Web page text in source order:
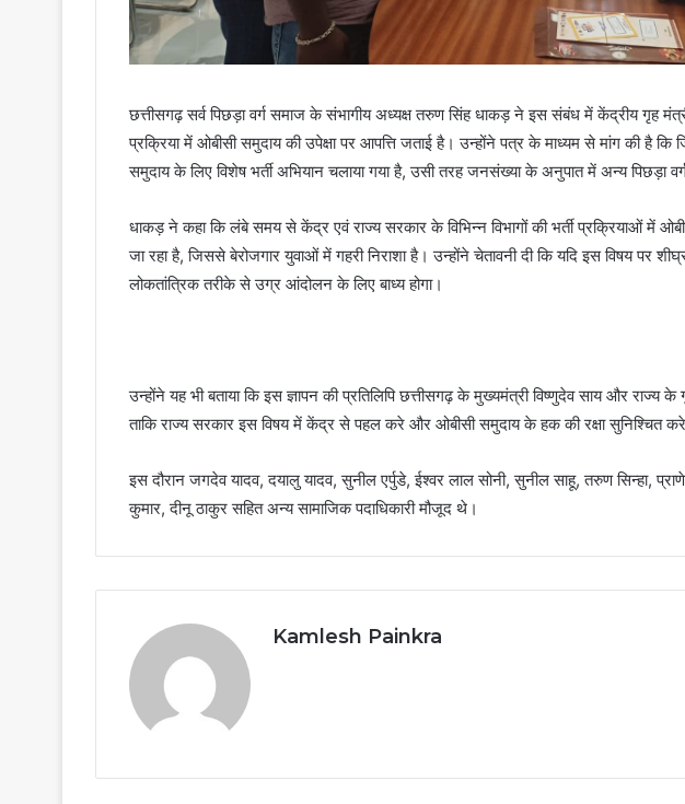
छत्तीसगढ़ सर्व पिछड़ा वर्ग समाज के संभागीय अध्यक्ष तरुण सिंह धाकड़ ने इस संबंध में केंद्रीय गृह
प्रक्रिया में ओबीसी समुदाय की उपेक्षा पर आपत्ति जताई है। उन्होंने पत्र के माध्यम से मांग की है कि
समुदाय के लिए विशेष भर्ती अभियान चलाया गया है, उसी तरह जनसंख्या के अनुपात में अन्य पिछड़ा
धाकड़ ने कहा कि लंबे समय से केंद्र एवं राज्य सरकार के विभिन्न विभागों की भर्ती प्रक्रियाओं में
जा रहा है, जिससे बेरोजगार युवाओं में गहरी निराशा है। उन्होंने चेतावनी दी कि यदि इस विषय पर
लोकतांत्रिक तरीके से उग्र आंदोलन के लिए बाध्य होगा।
उन्होंने यह भी बताया कि इस ज्ञापन की प्रतिलिपि छत्तीसगढ़ के मुख्यमंत्री विष्णुदेव साय और राज्य के
ताकि राज्य सरकार इस विषय में केंद्र से पहल करे और ओबीसी समुदाय के हक की रक्षा सुनिश्चित
इस दौरान जगदेव यादव, दयालु यादव, सुनील एर्पुडे, ईश्वर लाल सोनी, सुनील साहू, तरुण सिन्हा,
कुमार, दीनू ठाकुर सहित अन्य सामाजिक पदाधिकारी मौजूद थे।
Kamlesh Painkra